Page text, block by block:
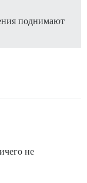
поднимают
не